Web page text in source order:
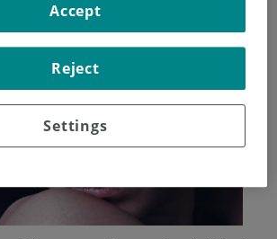
Settings
Reject
Accept